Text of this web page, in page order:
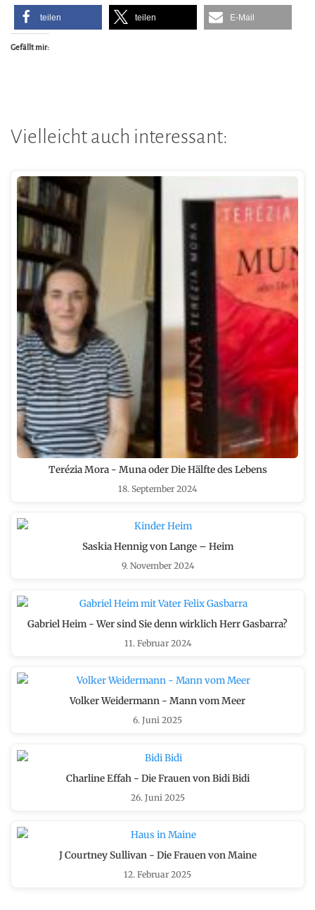
teilen teilen E-Mail
Gefällt mir:
Vielleicht auch interessant:
Terézia Mora - Muna oder Die Hälfte des Lebens
18. September 2024
Saskia Hennig von Lange – Heim
9. November 2024
Gabriel Heim - Wer sind Sie denn wirklich Herr Gasbarra?
11. Februar 2024
Volker Weidermann - Mann vom Meer
6. Juni 2025
Charline Effah - Die Frauen von Bidi Bidi
26. Juni 2025
J Courtney Sullivan - Die Frauen von Maine
12. Februar 2025